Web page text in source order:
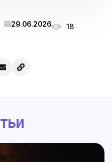
29.06.2026 18